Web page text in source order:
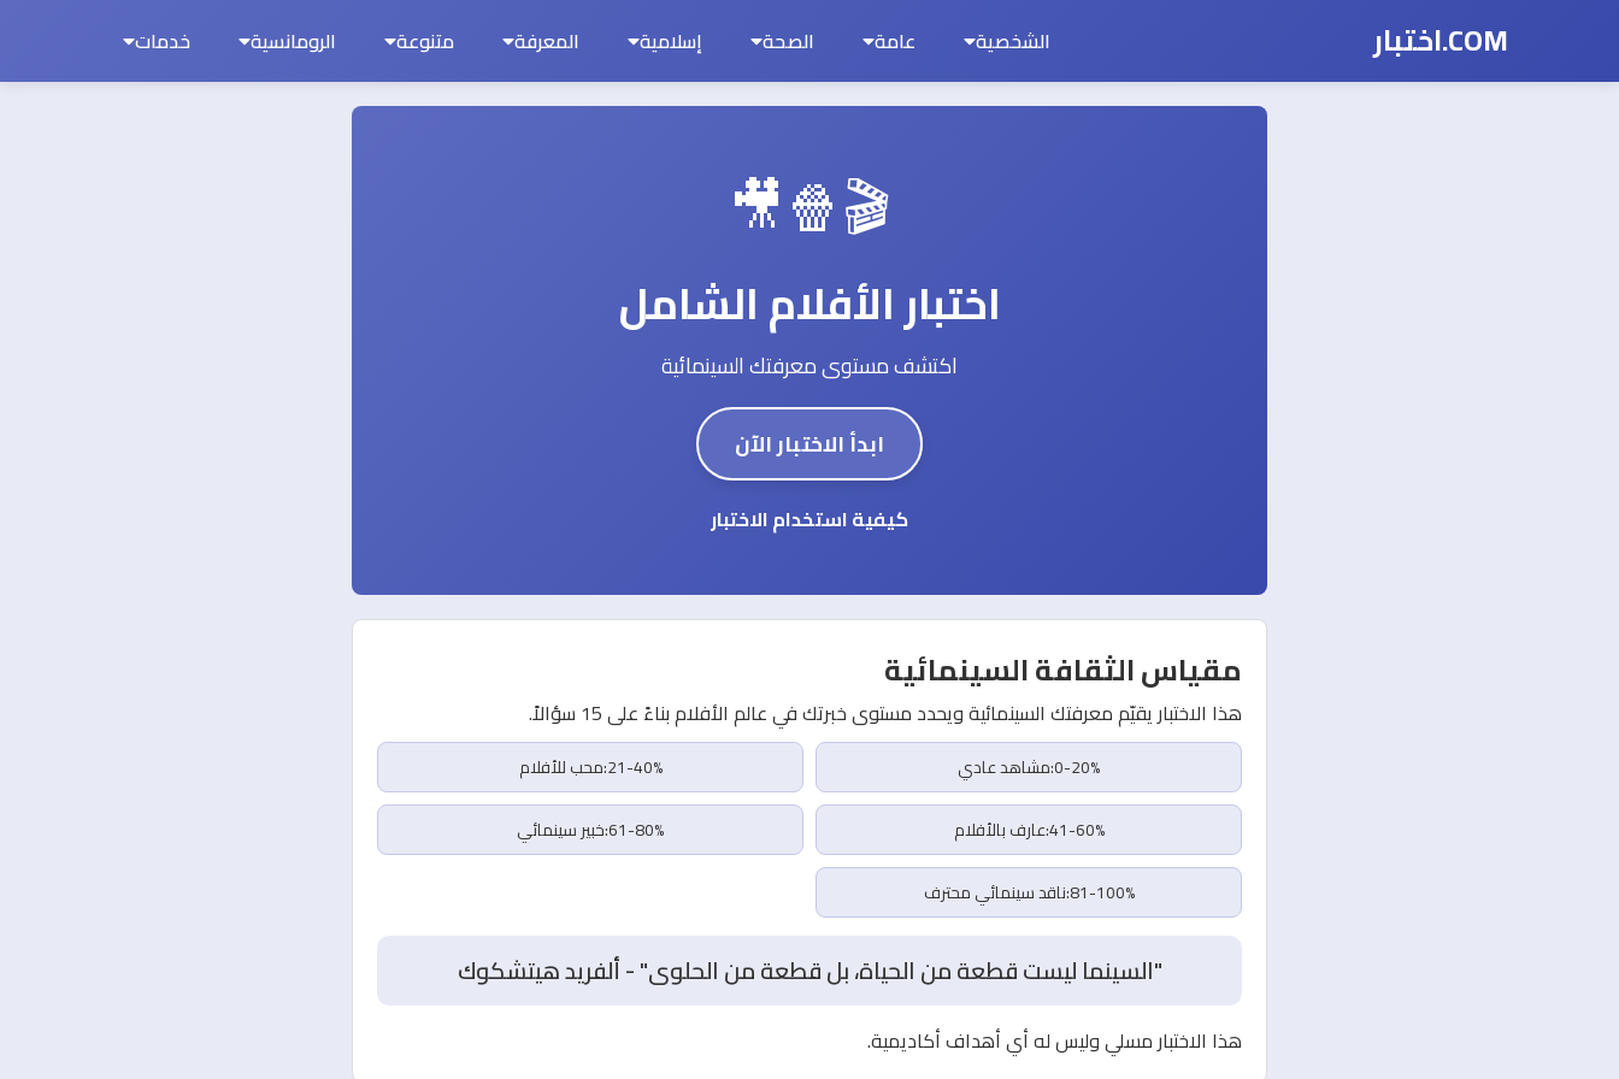
COM.اختبار الشخصية عامة الصحة إسلامية المعرفة متنوعة الرومانسية خدمات
🎬🍿🎥
اختبار الأفلام الشامل
اكتشف مستوى معرفتك السينمائية
ابدأ الاختبار الآن
كيفية استخدام الاختبار
مقياس الثقافة السينمائية
هذا الاختبار يقيّم معرفتك السينمائية ويحدد مستوى خبرتك في عالم الأفلام بناءً على 15 سؤالاً.
0-20%:مشاهد عادي
21-40%:محب للأفلام
41-60%:عارف بالأفلام
61-80%:خبير سينمائي
81-100%:ناقد سينمائي محترف
"السينما ليست قطعة من الحياة، بل قطعة من الحلوى" - ألفريد هيتشكوك
هذا الاختبار مسلي وليس له أي أهداف أكاديمية.